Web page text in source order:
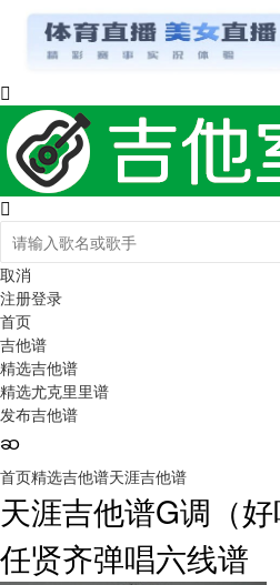
取消
注册登录
首页
吉他谱
精选吉他谱
精选尤克里里谱
发布吉他谱
首页精选吉他谱天涯吉他谱
天涯吉他谱G调（好
任贤齐弹唱六线谱